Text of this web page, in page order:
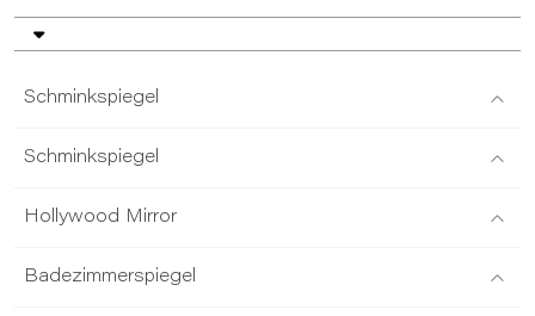
Schminkspiegel
Schminkspiegel
Hollywood Mirror
Badezimmerspiegel